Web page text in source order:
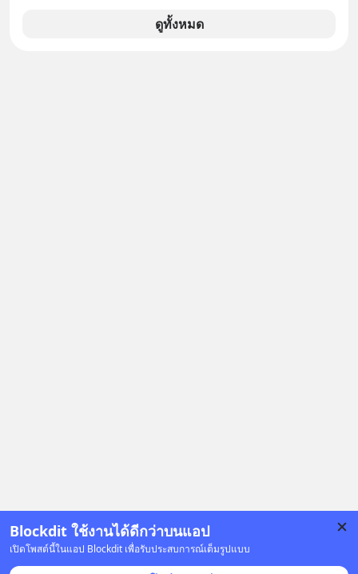
Blockdit ใช้งานได้ดีกว่าบนแอป
เปิดโพสต์นี้ในแอป Blockdit เพื่อรับประสบการณ์เต็มรูปแบบ
เห็นภาพความสำเร็จที่หรูหรา คอนเสิร์ต
ดูทั้งหมด
โฆษณา